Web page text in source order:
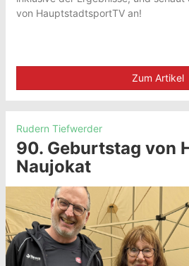
von HauptstadtsportTV an!
Zum Artikel
Rudern Tiefwerder
90. Geburtstag von
Naujokat